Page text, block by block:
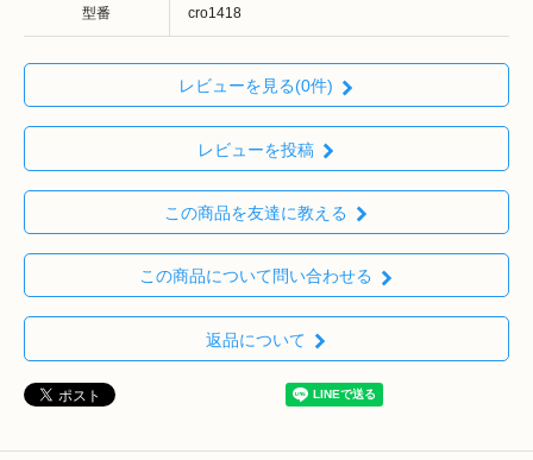
型番 cro1418
レビューを見る(0件)
レビューを投稿
この商品を友達に教える
この商品について問い合わせる
返品について